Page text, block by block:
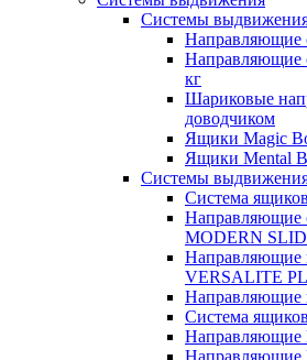
Системы
Направляющие
Направляющие
кг
Шариковые
доводчиком
Ящики Magic
Ящики Mental
Системы
Система
Направляющие
MODERN
Направляющие
VERSALITE
Направляющие
Система
Направляющие
Направляющие